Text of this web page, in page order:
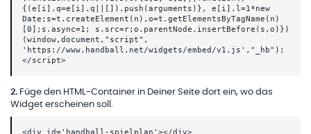
{(e[i].q=e[i].q||[]).push(arguments)}, e[i].l=1*new
Date;s=t.createElement(n),o=t.getElementsByTagName(n)
[0];s.async=1; s.src=r;o.parentNode.insertBefore(s,o)})
(window,document,"script",
'https://www.handball.net/widgets/embed/v1.js',"_hb");
</script>
2. Füge den HTML-Container in Deiner Seite dort ein, wo das
Widget erscheinen soll.
<div id='handball-spielplan'></div>